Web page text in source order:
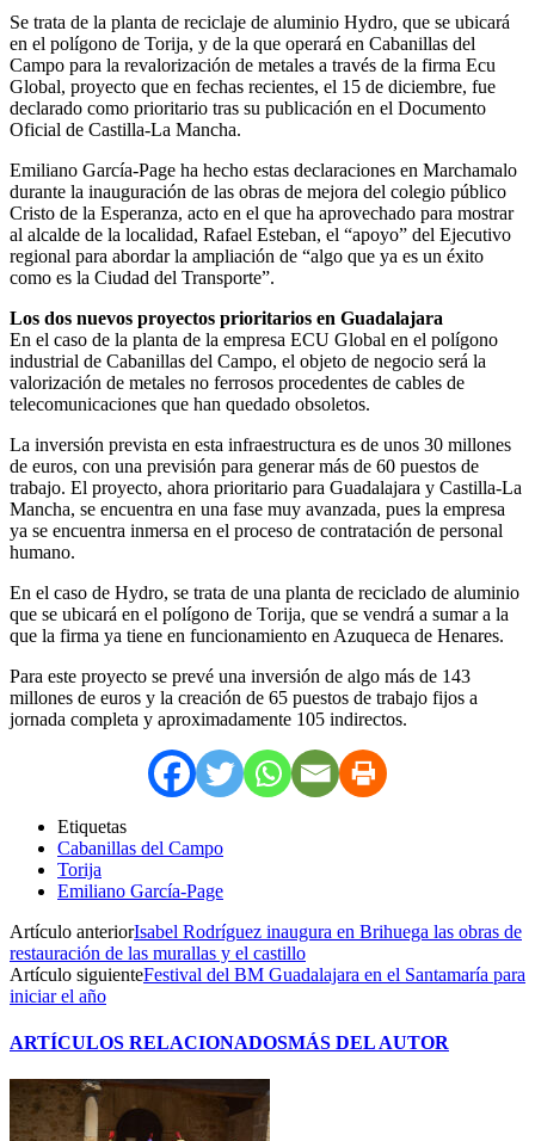
Se trata de la planta de reciclaje de aluminio Hydro, que se ubicará
en el polígono de Torija, y de la que operará en Cabanillas del
Campo para la revalorización de metales a través de la firma Ecu
Global, proyecto que en fechas recientes, el 15 de diciembre, fue
declarado como prioritario tras su publicación en el Documento
Oficial de Castilla-La Mancha.
Emiliano García-Page ha hecho estas declaraciones en Marchamalo
durante la inauguración de las obras de mejora del colegio público
Cristo de la Esperanza, acto en el que ha aprovechado para mostrar
al alcalde de la localidad, Rafael Esteban, el “apoyo” del Ejecutivo
regional para abordar la ampliación de “algo que ya es un éxito
como es la Ciudad del Transporte”.
Los dos nuevos proyectos prioritarios en Guadalajara
En el caso de la planta de la empresa ECU Global en el polígono
industrial de Cabanillas del Campo, el objeto de negocio será la
valorización de metales no ferrosos procedentes de cables de
telecomunicaciones que han quedado obsoletos.
La inversión prevista en esta infraestructura es de unos 30 millones
de euros, con una previsión para generar más de 60 puestos de
trabajo. El proyecto, ahora prioritario para Guadalajara y Castilla-La
Mancha, se encuentra en una fase muy avanzada, pues la empresa
ya se encuentra inmersa en el proceso de contratación de personal
humano.
En el caso de Hydro, se trata de una planta de reciclado de aluminio
que se ubicará en el polígono de Torija, que se vendrá a sumar a la
que la firma ya tiene en funcionamiento en Azuqueca de Henares.
Para este proyecto se prevé una inversión de algo más de 143
millones de euros y la creación de 65 puestos de trabajo fijos a
jornada completa y aproximadamente 105 indirectos.
Etiquetas
Cabanillas del Campo
Torija
Emiliano García-Page
Artículo anteriorIsabel Rodríguez inaugura en Brihuega las obras de
restauración de las murallas y el castillo
Artículo siguienteFestival del BM Guadalajara en el Santamaría para
iniciar el año
ARTÍCULOS RELACIONADOSMÁS DEL AUTOR